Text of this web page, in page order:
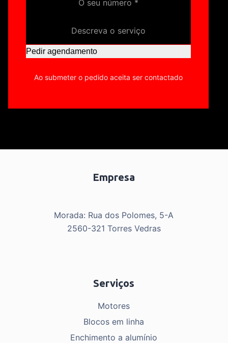
Pedir agendamento
Ao submeter o pedido aceita ser contactado
Empresa
Morada: Rua dos Polomes, 5-A
2560-321 Torres Vedras
Serviços
Motores
Blocos em linha
Enchimento a alumínio